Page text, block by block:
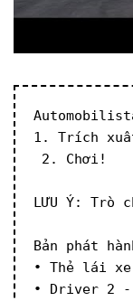
1. Trích
2. Chơi!
LƯU Ý: Trò
Bản phát
• Thẻ lái xe
• Driver 2 -